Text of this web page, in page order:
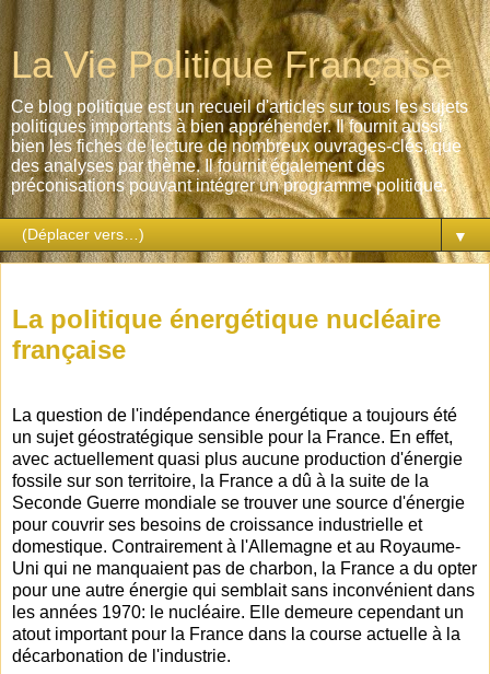
La Vie Politique Française
Ce blog politique est un recueil d'articles sur tous les sujets
politiques importants à bien appréhender. Il fournit aussi
bien les fiches de lecture de nombreux ouvrages-clés, que
des analyses par thème. Il fournit également des
préconisations pouvant intégrer un programme politique.
▼
La politique énergétique nucléaire
française
La question de l'indépendance énergétique a toujours été
un sujet géostratégique sensible pour la France. En effet,
avec actuellement quasi plus aucune production d'énergie
fossile sur son territoire, la France a dû à la suite de la
Seconde Guerre mondiale se trouver une source d'énergie
pour couvrir ses besoins de croissance industrielle et
domestique. Contrairement à l'Allemagne et au Royaume-
Uni qui ne manquaient pas de charbon, la France a du opter
pour une autre énergie qui semblait sans inconvénient dans
les années 1970: le nucléaire. Elle demeure cependant un
atout important pour la France dans la course actuelle à la
décarbonation de l'industrie.